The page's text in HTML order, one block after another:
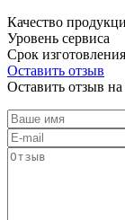
Качество
Уровень сервиса
Срок изготовления
Оставить отзыв
Оставить отзыв на